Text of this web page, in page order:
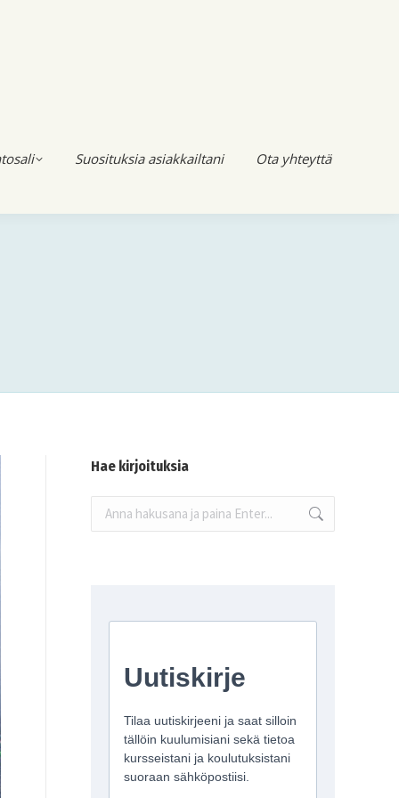
Suosituksia asiakkailtani Ota yhteyttä
Hae kirjoituksia
Search: